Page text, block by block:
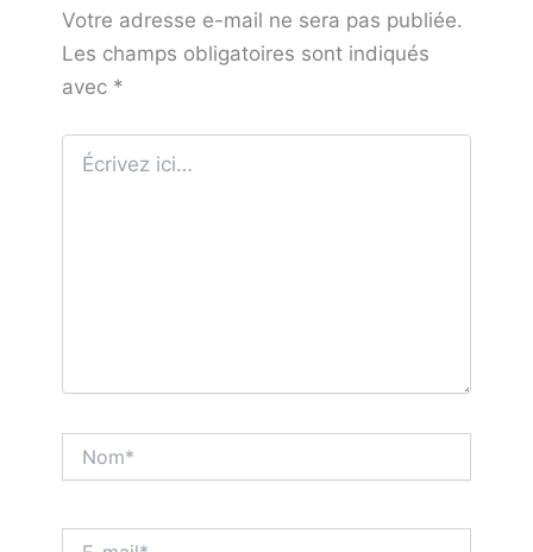
Votre adresse e-mail ne sera pas publiée.
Les champs obligatoires sont indiqués
avec *
Écrivez
ici…